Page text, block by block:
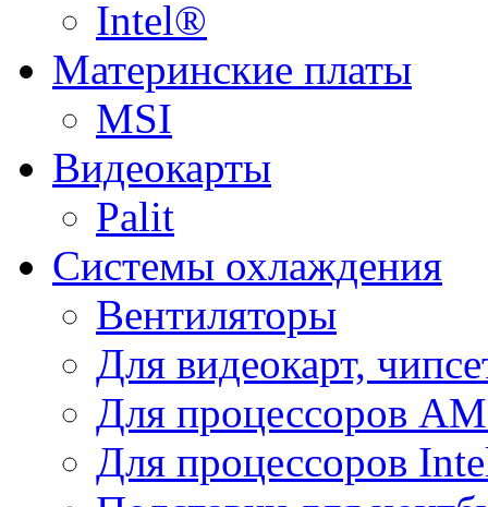
Intel®
Материнские платы
MSI
Видеокарты
Palit
Системы охлаждения
Вентиляторы
Для видеокарт,
Для процессоров
Для процессоров